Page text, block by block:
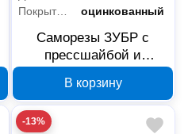
Покрытие
оцинкованный
Саморезы ЗУБР с
прессшайбой и
металлу 4,2x41 мм,
PH2, 15 шт, 300216-42-
В корзину
-13%